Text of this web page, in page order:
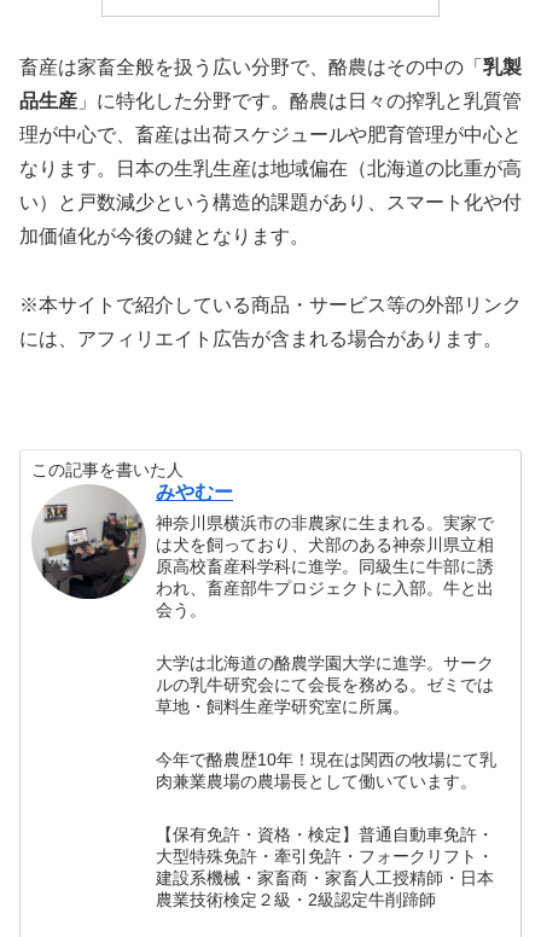
畜産は家畜全般を扱う広い分野で、酪農はその中の「 乳製
品生産 」に特化した分野です。酪農は日々の搾乳と乳質管
理が中心で、畜産は出荷スケジュールや肥育管理が中心と
なります。日本の生乳生産は地域偏在（北海道の比重が高
い）と戸数減少という構造的課題があり、スマート化や付
加価値化が今後の鍵となります。
※本サイトで紹介している商品・サービス等の外部リンク
には、アフィリエイト広告が含まれる場合があります。
この記事を書いた人
みやむー
神奈川県横浜市の非農家に生まれる。実家で
は犬を飼っており、犬部のある神奈川県立相
原高校畜産科学科に進学。同級生に牛部に誘
われ、畜産部牛プロジェクトに入部。牛と出
会う。
大学は北海道の酪農学園大学に進学。サーク
ルの乳牛研究会にて会長を務める。ゼミでは
草地・飼料生産学研究室に所属。
今年で酪農歴10年！現在は関西の牧場にて乳
肉兼業農場の農場長として働いています。
【保有免許・資格・検定】普通自動車免許・
大型特殊免許・牽引免許・フォークリフト・
建設系機械・家畜商・家畜人工授精師・日本
農業技術検定２級・2級認定牛削蹄師